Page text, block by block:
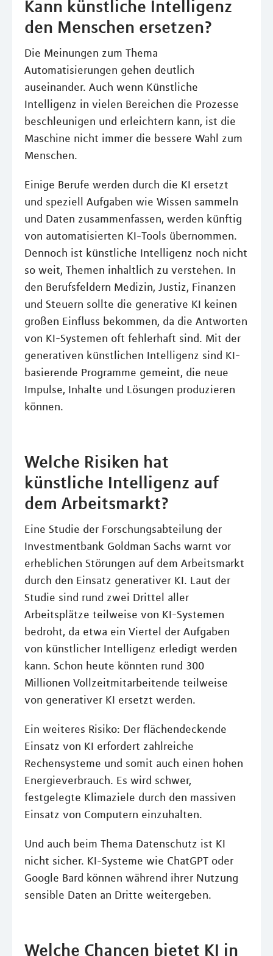
Kann künstliche Intelligenz
den Menschen ersetzen?
Die Meinungen zum Thema
Automatisierungen gehen deutlich
auseinander. Auch wenn Künstliche
Intelligenz in vielen Bereichen die Prozesse
beschleunigen und erleichtern kann, ist die
Maschine nicht immer die bessere Wahl zum
Menschen.
Einige Berufe werden durch die KI ersetzt
und speziell Aufgaben wie Wissen sammeln
und Daten zusammenfassen, werden künftig
von automatisierten KI-Tools übernommen.
Dennoch ist künstliche Intelligenz noch nicht
so weit, Themen inhaltlich zu verstehen. In
den Berufsfeldern Medizin, Justiz, Finanzen
und Steuern sollte die generative KI keinen
großen Einfluss bekommen, da die Antworten
von KI-Systemen oft fehlerhaft sind. Mit der
generativen künstlichen Intelligenz sind KI-
basierende Programme gemeint, die neue
Impulse, Inhalte und Lösungen produzieren
können.
Welche Risiken hat
künstliche Intelligenz auf
dem Arbeitsmarkt?
Eine Studie der Forschungsabteilung der
Investmentbank Goldman Sachs warnt vor
erheblichen Störungen auf dem Arbeitsmarkt
durch den Einsatz generativer KI. Laut der
Studie sind rund zwei Drittel aller
Arbeitsplätze teilweise von KI-Systemen
bedroht, da etwa ein Viertel der Aufgaben
von künstlicher Intelligenz erledigt werden
kann. Schon heute könnten rund 300
Millionen Vollzeitmitarbeitende teilweise
von generativer KI ersetzt werden.
Ein weiteres Risiko: Der flächendeckende
Einsatz von KI erfordert zahlreiche
Rechensysteme und somit auch einen hohen
Energieverbrauch. Es wird schwer,
festgelegte Klimaziele durch den massiven
Einsatz von Computern einzuhalten.
Und auch beim Thema Datenschutz ist KI
nicht sicher. KI-Systeme wie ChatGPT oder
Google Bard können während ihrer Nutzung
sensible Daten an Dritte weitergeben.
Welche Chancen bietet KI in